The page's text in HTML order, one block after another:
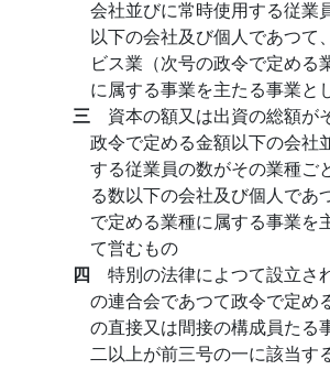
会社並びに常時使用する従業
以下の会社及び個人であつて
ビス業（次号の政令で定める
に属する事業を主たる事業と
三 資本の額又は出資の総額が
政令で定める金額以下の会社
する従業員の数がその業種ご
る数以下の会社及び個人であ
で定める業種に属する事業を
て営むもの
四 特別の法律によつて設立さ
の連合会であつて政令で定め
の直接又は間接の構成員たる
二以上が前三号の一に該当す